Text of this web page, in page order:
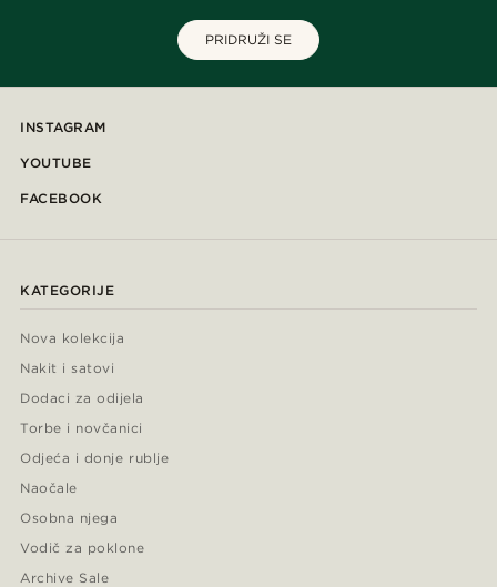
PRIDRUŽI SE
INSTAGRAM
YOUTUBE
FACEBOOK
KATEGORIJE
Nova kolekcija
Nakit i satovi
Dodaci za odijela
Torbe i novčanici
Odjeća i donje rublje
Naočale
Osobna njega
Vodič za poklone
Archive Sale